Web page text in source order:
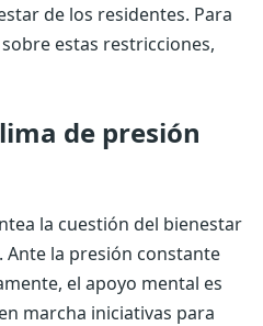
de los residentes. Para
estas restricciones,
de presión
la cuestión del bienestar
la presión constante
el apoyo mental es
marcha iniciativas para